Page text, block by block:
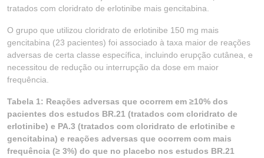
tratados com cloridrato de erlotinibe mais gencitabina.
O grupo que utilizou cloridrato de erlotinibe 150 mg mais
gencitabina (23 pacientes) foi associado à taxa maior de reações
adversas de certa classe específica, incluindo erupção cutânea, e
necessitou de redução ou interrupção da dose em maior
frequência.
Tabela 1: Reações adversas que ocorrem em ≥10% dos
pacientes dos estudos BR.21 (tratados com cloridrato de
erlotinibe) e PA.3 (tratados com cloridrato de erlotinibe e
gencitabina) e reações adversas que ocorrem com mais
frequência (≥ 3%) do que no placebo nos estudos BR.21